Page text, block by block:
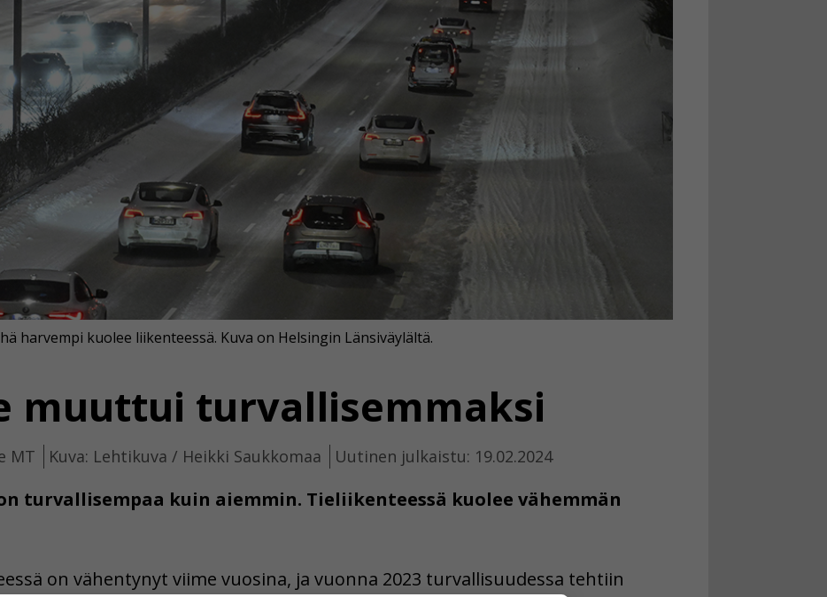
muuttui turvallisemmaksi
MT Kuva: Lehtikuva / Heikki Saukkomaa Uutinen julkaistu: 19.02.2024
turvallisempaa kuin aiemmin. Tieliikenteessä kuolee vähemmän
harvempi kuolee liikenteessä. Kuva on Helsingin Länsiväylältä.
on vähentynyt viime vuosina, ja vuonna 2023 turvallisuudessa tehtiin